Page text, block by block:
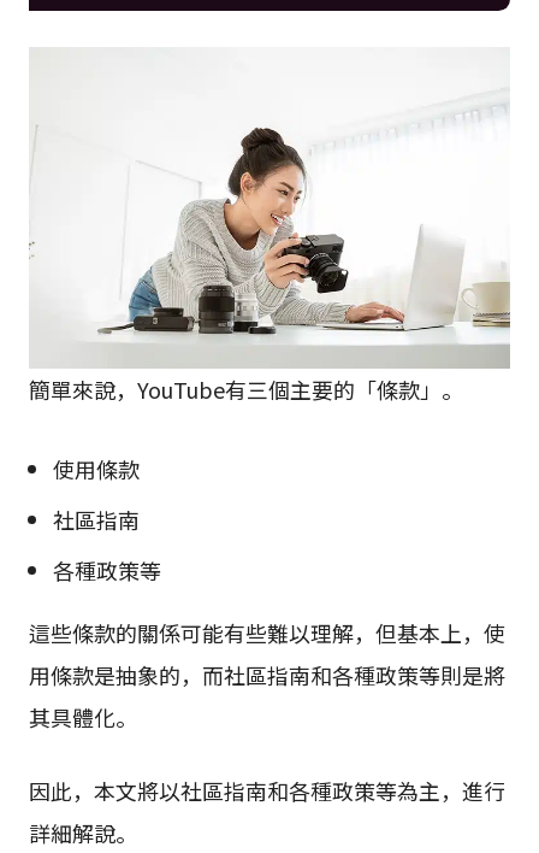
簡單來說，YouTube有三個主要的「條款」。
使用條款
社區指南
各種政策等
這些條款的關係可能有些難以理解，但基本上，使
用條款是抽象的，而社區指南和各種政策等則是將
其具體化。
因此，本文將以社區指南和各種政策等為主，進行
詳細解說。